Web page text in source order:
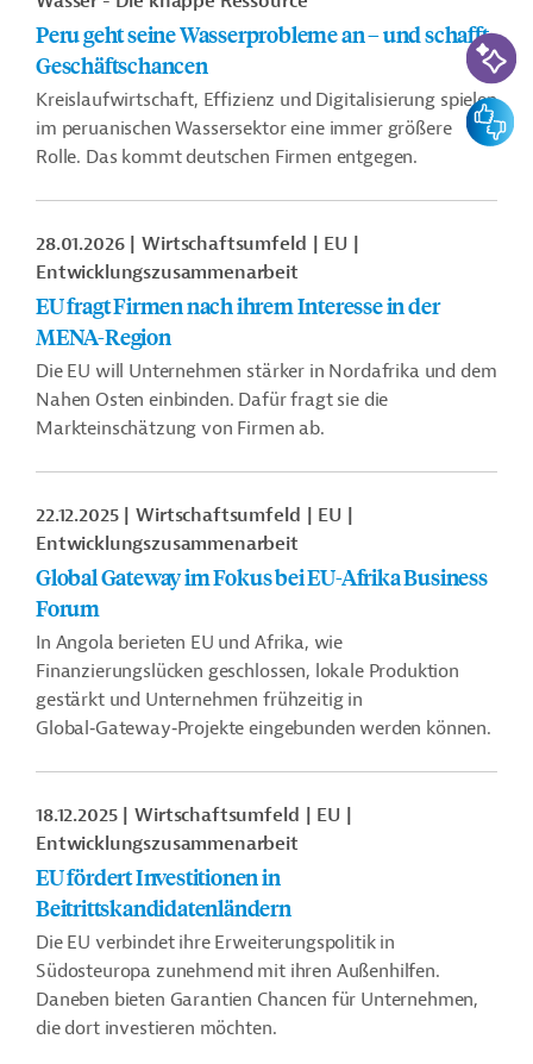
Peru geht seine Wasserprobleme an – und schafft
Geschäftschancen
Kreislaufwirtschaft, Effizienz und Digitalisierung spielen
im peruanischen Wassersektor eine immer größere
Rolle. Das kommt deutschen Firmen entgegen.
28.01.2026 Wirtschaftsumfeld
EU
Entwicklungszusammenarbeit
EU fragt Firmen nach ihrem Interesse in der
MENA-Region
Die EU will Unternehmen stärker in Nordafrika und dem
Nahen Osten einbinden. Dafür fragt sie die
Markteinschätzung von Firmen ab.
22.12.2025 Wirtschaftsumfeld
EU
Entwicklungszusammenarbeit
Global Gateway im Fokus bei EU-Afrika Business
Forum
In Angola berieten EU und Afrika, wie
Finanzierungslücken geschlossen, lokale Produktion
gestärkt und Unternehmen frühzeitig in
Global‑Gateway‑Projekte eingebunden werden können.
18.12.2025 Wirtschaftsumfeld
EU
Entwicklungszusammenarbeit
EU fördert Investitionen in
Beitrittskandidatenländern
Die EU verbindet ihre Erweiterungspolitik in
Südosteuropa zunehmend mit ihren Außenhilfen.
Daneben bieten Garantien Chancen für Unternehmen,
die dort investieren möchten.
KI-